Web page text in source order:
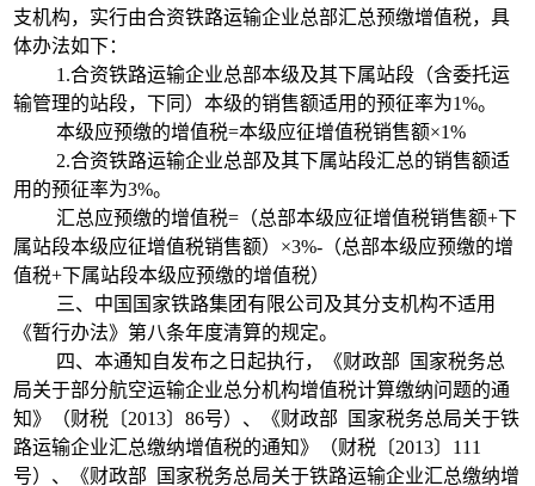
支机构，实行由合资铁路运输企业总部汇总预缴增值税，具
体办法如下：
1.合资铁路运输企业总部本级及其下属站段（含委托运
输管理的站段，下同）本级的销售额适用的预征率为1%。
本级应预缴的增值税=本级应征增值税销售额×1%
2.合资铁路运输企业总部及其下属站段汇总的销售额适
用的预征率为3%。
汇总应预缴的增值税=（总部本级应征增值税销售额+下
属站段本级应征增值税销售额）×3%-（总部本级应预缴的增
值税+下属站段本级应预缴的增值税）
三、中国国家铁路集团有限公司及其分支机构不适用
《暂行办法》第八条年度清算的规定。
四、本通知自发布之日起执行，《财政部 国家税务总
局关于部分航空运输企业总分机构增值税计算缴纳问题的通
知》（财税〔2013〕86号）、《财政部 国家税务总局关于铁
路运输企业汇总缴纳增值税的通知》（财税〔2013〕111
号）、《财政部 国家税务总局关于铁路运输企业汇总缴纳增